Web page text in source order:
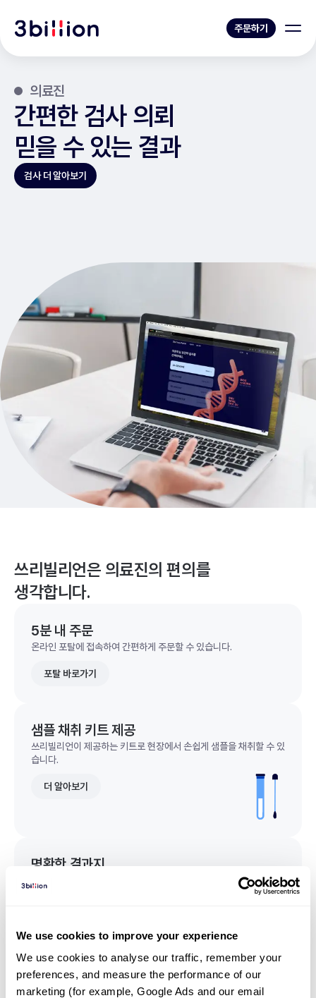
We use cookies to improve your experience
We use cookies to analyse our traffic, remember your
preferences, and measure the performance of our
marketing (for example, Google Ads and our email
주문하기
의료진
간편한 검사 의뢰
믿을 수 있는 결과
검사 더 알아보기
쓰리빌리언은 의료진의 편의를
생각합니다.
5분 내 주문
온라인 포탈에 접속하여 간편하게 주문할 수 있습니다.
포탈 바로가기
샘플 채취 키트 제공
쓰리빌리언이 제공하는 키트로 현장에서 손쉽게 샘플을 채취할 수 있
습니다.
더 알아보기
명확한 결과지
임상유전학팀과 소통
궁금한 점을 임상유전학팀과 직접 논의 할 수 있습니다.